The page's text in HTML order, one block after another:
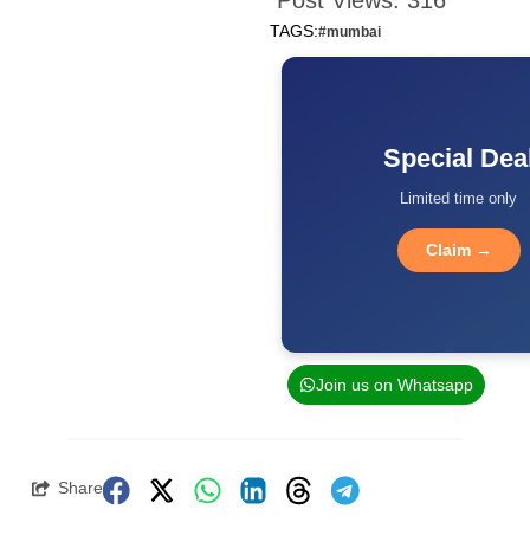
TAGS:#mumbai
Special
Limited time only
Claim →
Join us on Whatsapp
Share